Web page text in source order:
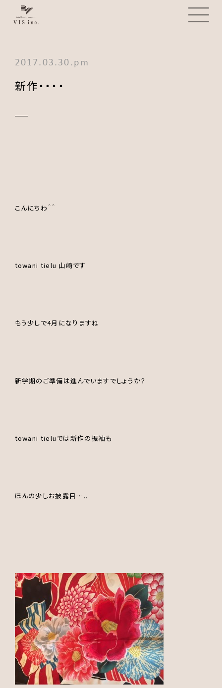
2017.03.30.pm
新作・・・・
こんにちわ＾＾
towani tielu 山崎です
もう少しで4月になりますね
新学期のご準備は進んでいますでしょうか？
towani tieluでは新作の振袖も
ほんの少しお披露目…..